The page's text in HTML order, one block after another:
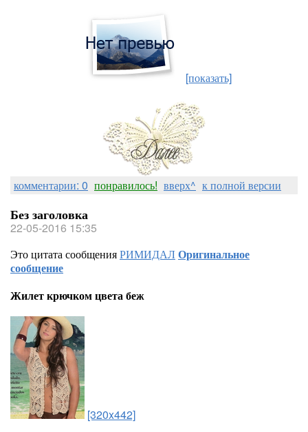
[показать]
комментарии: 0 понравилось! вверх^ к полной версии
Без заголовка
22-05-2016 15:35
Это цитата сообщенияРИМИДАЛОригинальное
сообщение
Жилет крючком цвета беж
[320x442]